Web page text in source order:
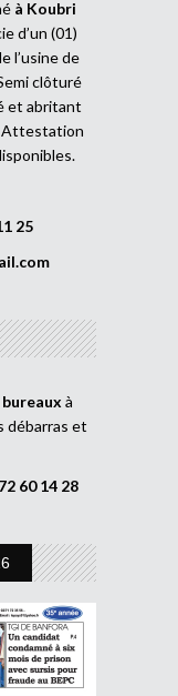
à Koubri
d’un (01)
l’usine de
clôturé
et abritant
Attestation
25
bureaux à
débarras et
72 60 14 28